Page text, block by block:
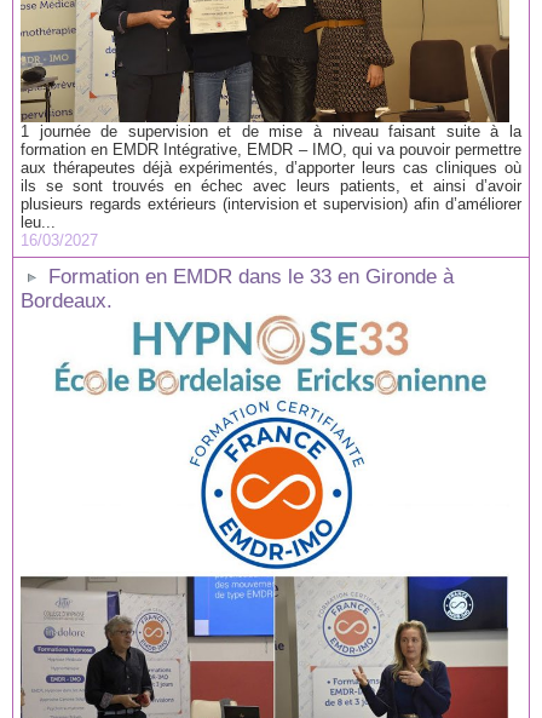
1 journée de supervision et de mise à niveau faisant suite à la
formation en EMDR Intégrative, EMDR – IMO, qui va pouvoir permettre
aux thérapeutes déjà expérimentés, d’apporter leurs cas cliniques où
ils se sont trouvés en échec avec leurs patients, et ainsi d’avoir
plusieurs regards extérieurs (intervision et supervision) afin d’améliorer
leu...
16/03/2027
Formation en EMDR dans le 33 en Gironde à
Bordeaux.